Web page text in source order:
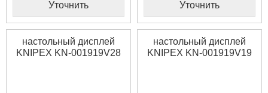
Уточнить Уточнить
настольный дисплей
KNIPEX KN-001919V28
настольный дисплей
KNIPEX KN-001919V19